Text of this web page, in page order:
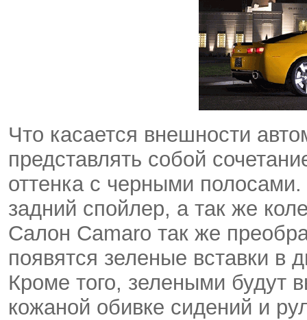
Что касается внешности
представлять собой
оттенка с черными
задний спойлер, а так же
Салон Camaro так же
появятся зеленые вставки в
Кроме того, зелеными будут
кожаной обивке сидений и